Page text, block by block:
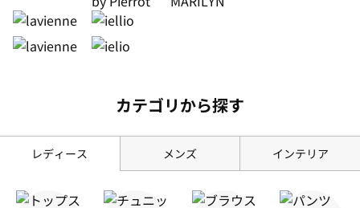
カテゴリから探す
レディース メンズ インテリア